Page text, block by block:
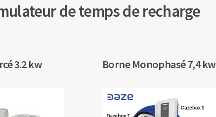
de temps de recharge
3.2 kw Borne Monophasé 7,4 kw